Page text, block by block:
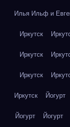
Илья Ильф и
Иркутск
Иркутск
Иркутск
Иркутск Йогурт
Йогурт Йогурт